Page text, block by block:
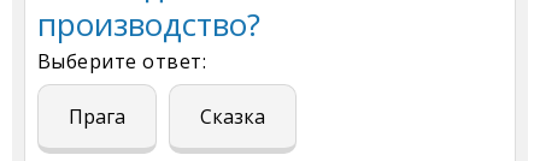
производство?
Выберите ответ:
Прага Сказка